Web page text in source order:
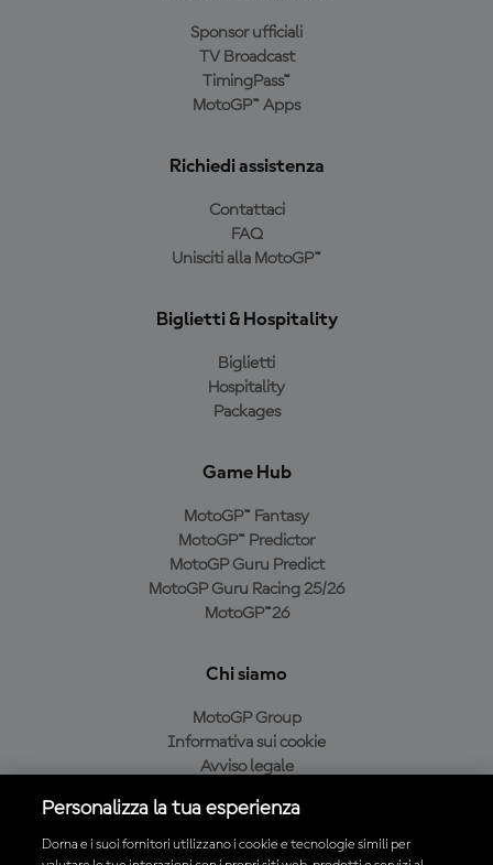
Sponsor ufficiali
TV Broadcast
TimingPass™
MotoGP™ Apps
Richiedi assistenza
Contattaci
FAQ
Unisciti alla MotoGP™
Biglietti & Hospitality
Biglietti
Hospitality
Packages
Game Hub
MotoGP™ Fantasy
MotoGP™ Predictor
MotoGP Guru Predict
MotoGP Guru Racing 25/26
MotoGP™26
Chi siamo
MotoGP Group
Informativa sui cookie
Avviso legale
Condizioni di acquisto
Personalizza la tua esperienza
Dorna e i suoi fornitori utilizzano i cookie e tecnologie simili per